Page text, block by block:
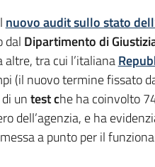
nuovo audit sullo stato
dal Dipartimento di
tra cui l’italiana
(il nuovo termine fissato
untest che ha coinvolto
dell’agenzia, e ha
a punto per il